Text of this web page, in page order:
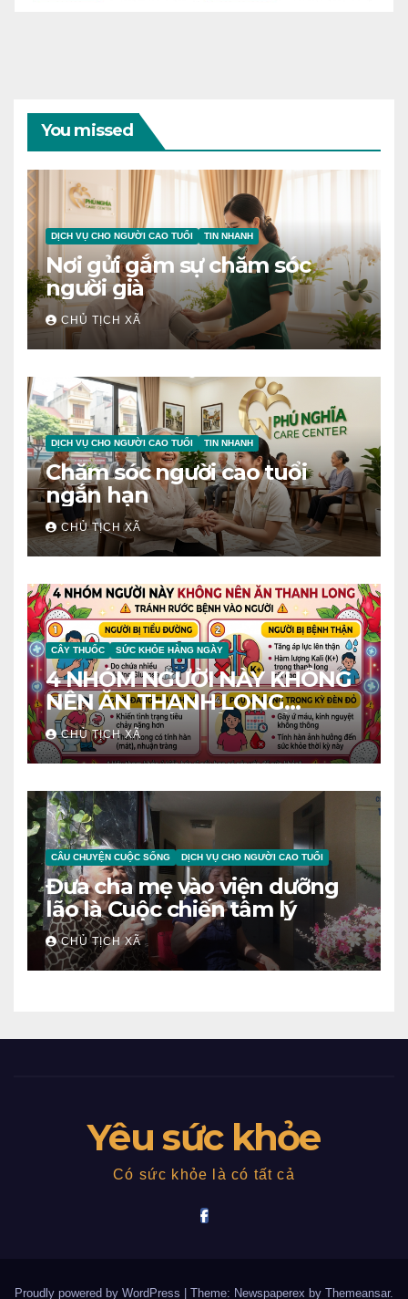
You missed
DỊCH VỤ CHO NGƯỜI CAO TUỔI TIN NHANH
Nơi gửi gắm sự chăm sóc
người già
CHỦ TỊCH XÃ
DỊCH VỤ CHO NGƯỜI CAO TUỔI TIN NHANH
Chăm sóc người cao tuổi
ngắn hạn
CHỦ TỊCH XÃ
CÂY THUỐC SỨC KHỎE HÀNG NGÀY
4 NHÓM NGƯỜI NÀY KHÔNG
NÊN ĂN THANH LONG
TRÁNH RƯỚC BỆNH VÀO
NGƯỜI
CHỦ TỊCH XÃ
CÂU CHUYỆN CUỘC SỐNG DỊCH VỤ CHO NGƯỜI CAO TUỔI
Đưa cha mẹ vào viện dưỡng
lão là Cuộc chiến tâm lý
CHỦ TỊCH XÃ
Yêu sức khỏe
Có sức khỏe là có tất cả
Proudly powered by WordPress Theme: Newspaperex by Themeansar.